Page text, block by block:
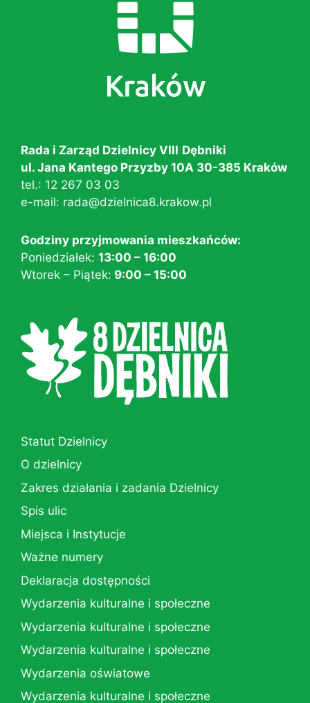
Rada i Zarząd Dzielnicy VIII Dębniki
ul. Jana Kantego Przyzby 10A 30-385 Kraków
tel.: 12 267 03 03
e-mail: rada@dzielnica8.krakow.pl
Godziny przyjmowania mieszkańców:
Poniedziałek: 13:00 – 16:00
Wtorek – Piątek: 9:00 – 15:00
Statut Dzielnicy
O dzielnicy
Zakres działania i zadania Dzielnicy
Spis ulic
Miejsca i Instytucje
Ważne numery
Deklaracja dostępności
Wydarzenia kulturalne i społeczne
Wydarzenia kulturalne i społeczne
Wydarzenia kulturalne i społeczne
Wydarzenia oświatowe
Wydarzenia kulturalne i społeczne